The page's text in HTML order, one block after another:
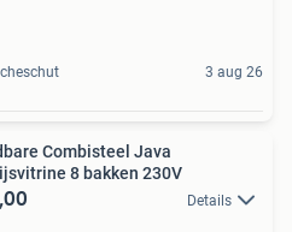
3 aug 26
Combisteel Java
8 bakken 230V
Details